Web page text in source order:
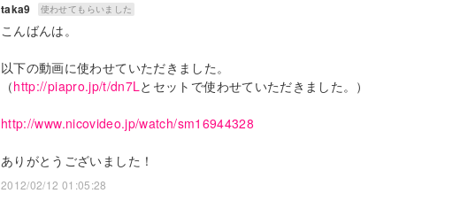
taka9 使わせてもらいました
こんばんは。
以下の動画に使わせていただきました。
（http://piapro.jp/t/dn7Lとセットで使わせていただきました。）
http://www.nicovideo.jp/watch/sm16944328
ありがとうございました！
2012/02/12 01:05:28